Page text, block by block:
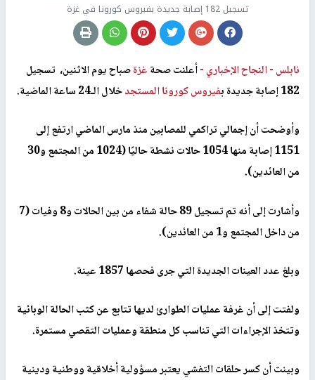
تسجيل 182 إصابة جديدة بفيروس كورونا في غزة
نابلس -النجاح الإخباري -أعلنت صحةغزةصباح يوم الاثنين، تسجيل
182 إصابة جديدة ب
فيروس كورونا المستجدخلال الـ24 ساعة الماضية.
وأوضحت أن إجمالي تراكمي للمصابين منذ مارس الماضي ارتفع إلى
1151 إصابة منها 1054 حالات نشطة حاليًا (1024 من المجتمع و30
من العائدين).
وأشارت إلى أنه تم تسجيل 89 حالة شفاء من بين الحالات و8 وفيات (7
من داخل المجتمع و1 من العائدين).
وبلغ عدد العينات الجديدة التي جرى فحصها 1857 عينة.
ولفتت إلى أن غرفة عمليات الطوارئ لديها تتابع عن كثب الحالة الوبائية
وتتخذ الإجراءات التي تناسب كل منطقة وعمليات التقصي مستمرة.
وبينت أن كسر حلقات التفشي يعتبر مسؤولية أخلاقية ووطنية ودينية